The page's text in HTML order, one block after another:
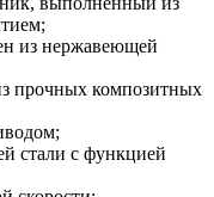
из нержавеющей
прочных композитных
стали с функцией